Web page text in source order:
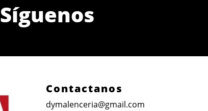
Síguenos
Contactanos
dymalenceria@gmail.com